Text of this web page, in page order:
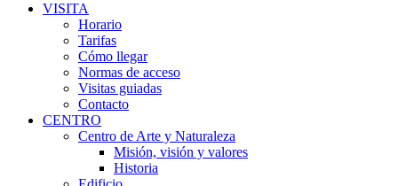
VISITA
Horario
Tarifas
Cómo llegar
Normas de acceso
Visitas guiadas
Contacto
CENTRO
Centro de Arte y Naturaleza
Misión, visión y valores
Historia